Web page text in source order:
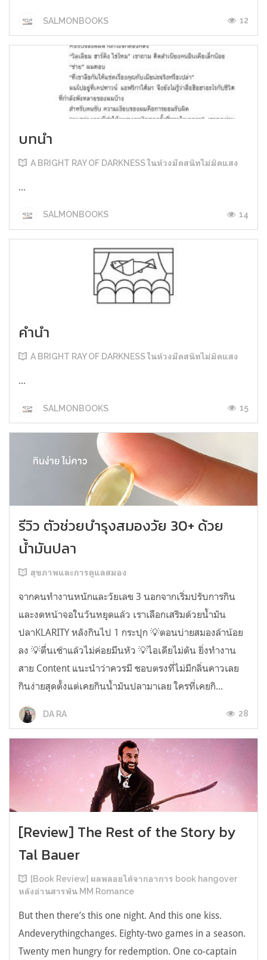
SALMONBOOKS 12
บทนำ
A BRIGHT RAY OF DARKNESS ในห้วงมืดสนิทไม่มิดแสง
...
SALMONBOOKS 14
คำนำ
A BRIGHT RAY OF DARKNESS ในห้วงมืดสนิทไม่มิดแสง
...
SALMONBOOKS 15
รีวิว ตัวช่วยบำรุงสมองวัย 30+ ด้วย
น้ำมันปลา
สุขภาพและการดูแลสมอง
จากคนทำงานหนักและวัยเลข 3 นอกจากเริ่มปรับการกิน
และงดหน้าจอในวันหยุดแล้ว เราเลือกเสริมด้วยน้ำมัน
ปลาKLARITY หลังกินไป 1 กระปุก 💡ตอนบ่ายสมองล้าน้อย
ลง 💡ตื่นเช้าแล้วไม่ค่อยมึนหัว 💡ไอเดียไม่ตัน ยิ่งทำงาน
สาย Content แนะนำว่าควรมี ชอบตรงที่ไม่มีกลิ่นคาวเลย
กินง่ายสุดตั้งแต่เคยกินน้ำมันปลามาเลย ใครที่เคยกิ...
DA RA 28
[Review] The Rest of the Story by
Tal Bauer
[Book Review] ผลพลอยได้จากอาการ book hangover
หลังอ่านสารพัน MM Romance
But then there’s this one night. And this one kiss.
Andeverythingchanges. Eighty-two games in a season.
Twenty men hungry for redemption. One co-captain